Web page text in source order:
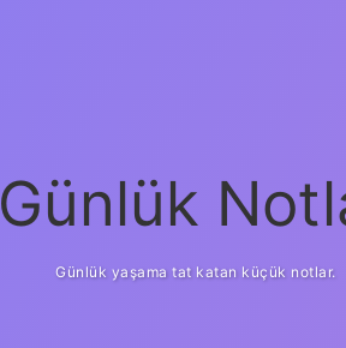
Günlük
Günlük yaşama tat katan küçük notlar.